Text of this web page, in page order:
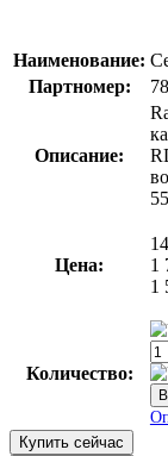
Наименование:
Партномер:
Описание:
Цена:
1
1
Количество:
Купить сейчас